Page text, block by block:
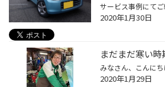
サービス事例にてご
2020年1月30日
まだまだ寒い時
2020年1月29日